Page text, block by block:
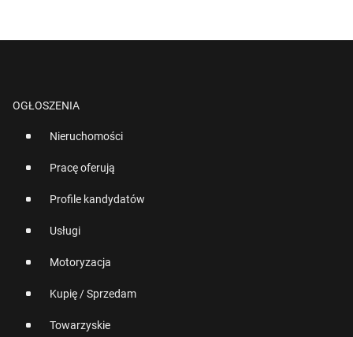
OGŁOSZENIA
Nieruchomości
Pracę oferują
Profile kandydatów
Usługi
Motoryzacja
Kupię / Sprzedam
Towarzyskie